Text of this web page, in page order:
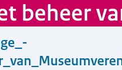
beheer